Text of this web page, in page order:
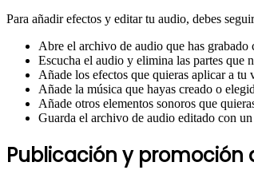
Para añadir efectos y editar tu audio, debes
Abre el archivo de audio que has grabado
Escucha el audio y elimina las partes que
Añade los efectos que quieras aplicar a
Añade la música que hayas creado o
Añade otros elementos sonoros que
Guarda el archivo de audio editado con
Publicación y promoción